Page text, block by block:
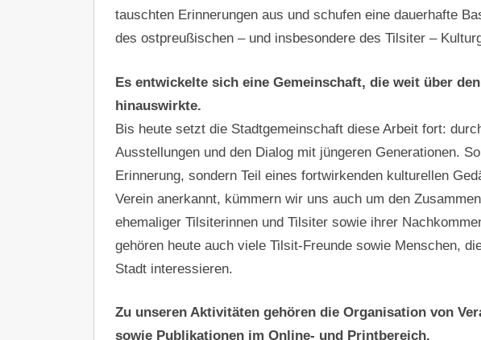
tauschten Erinnerungen aus und schufen eine dauerhafte
des ostpreußischen – und insbesondere des Tilsiter –
Es entwickelte sich eine Gemeinschaft, die weit über
hinauswirkte.
Bis heute setzt die Stadtgemeinschaft diese Arbeit fort:
Ausstellungen und den Dialog mit jüngeren Generationen.
Erinnerung, sondern Teil eines fortwirkenden kulturellen
Verein anerkannt, kümmern wir uns auch um den
ehemaliger Tilsiterinnen und Tilsiter sowie ihrer
gehören heute auch viele Tilsit-Freunde sowie Menschen,
Stadt interessieren.
Zu unseren Aktivitäten gehören die Organisation von
sowie Publikationen im Online- und Printbereich.